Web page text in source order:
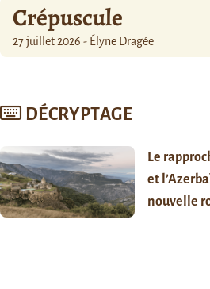
Crépuscule
27 juillet 2026 - Élyne Dragée
DÉCRYPTAGE
Le
et
nouvelle